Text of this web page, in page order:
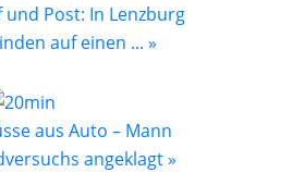
und Post: In Lenzburg
auf einen ... »
aus Auto – Mann
angeklagt »